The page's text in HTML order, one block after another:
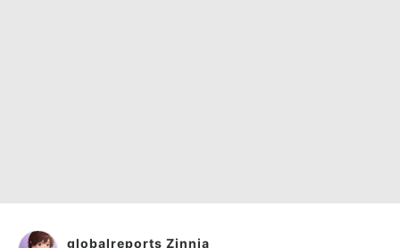
globalreports Zinnia